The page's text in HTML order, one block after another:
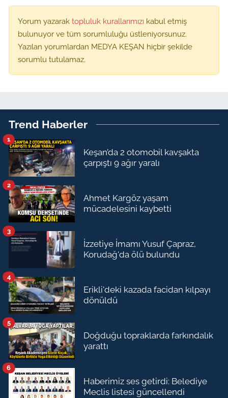
Yorum yazarak topluluk kurallarımızı kabul etmiş
bulunuyor ve tüm sorumluluğu üstleniyorsunuz.
Yazılan yorumlardan MEDYA KEŞAN hiçbir şekilde
sorumlu tutulamaz.
Trend Haberler
Keşan’da 2 otomobil kavşakta
çarpıştı 9 ağır yaralı
1
Ahmet Kargöz yaşam
mücadelesini kaybetti
2
İzzetiye İmamı Yusuf Çapraz,
Korudağ'da ölü bulundu
3
Erikli'deki kazada facidan kılpayı
dönüldü
4
Doğduğu topraklarda farkındalık
yarattı
5
Haberimiz ses getirdi: Belediye
Meclis listesi güncellendi
6